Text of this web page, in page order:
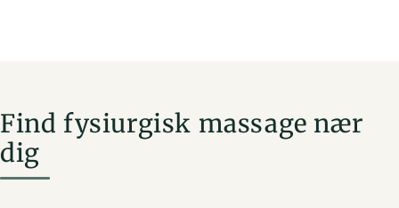
Find fysiurgisk massage nær
dig